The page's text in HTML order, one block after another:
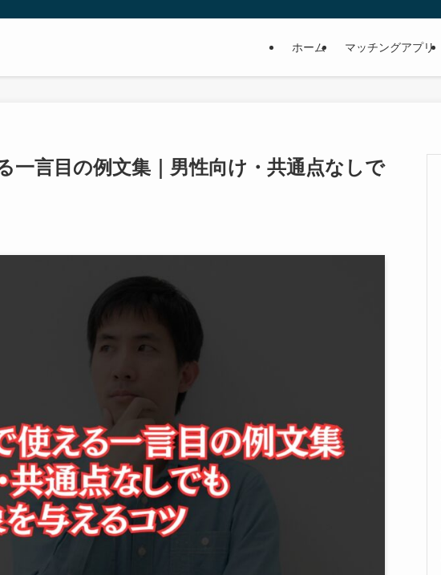
ホーム マッチングアプリ
一言目の例文集｜男性向け・共通点なしで